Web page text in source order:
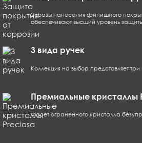
2 фазы нанесения финишного
обеспечивают высший уровень
3 вида ручек
Коллекция на выбор представляет
Премиальные кристаллы
Фасет ограненного кристалла